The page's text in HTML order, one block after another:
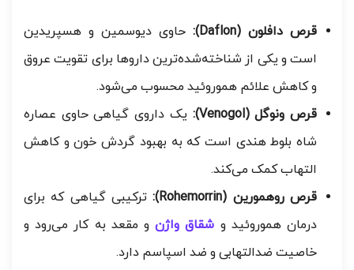
قرص دافلون (Daflon):
حاوی دیوسمین و هسپریدین
است و یکی از شناخته‌شده‌ترین داروها برای تقویت عروق
و کاهش علائم هموروئید محسوب می‌شود.
قرص ونوگل (Venogol):
یک داروی گیاهی حاوی عصاره
شاه بلوط هندی است که به بهبود گردش خون و کاهش
التهاب کمک می‌کند.
قرص روهمورین (Rohemorrin):
ترکیبی گیاهی که برای
درمان هموروئید و شقاق واژنو مقعد به کار می‌رود و
خاصیت ضدالتهابی و ضد اسپاسم دارد.